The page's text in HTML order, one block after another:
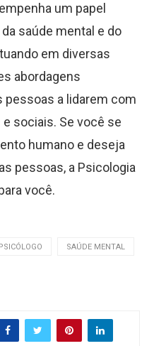
um papel
saúde mental e do
em diversas
abordagens
pessoas a lidarem com
sociais. Se você se
humano e deseja
pessoas, a Psicologia
você.
SAÚDE MENTAL